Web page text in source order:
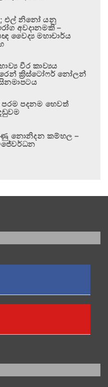
එල් නිනෝ යනු
අවදානමකි –
වෛද්‍ය මහාචාර්ය
වීර කාව්‍යය
ක්‍රිස්ටෝෆර් නෝලන්
පරම පදනම හෙවත්
නොනිදන කම්හල –